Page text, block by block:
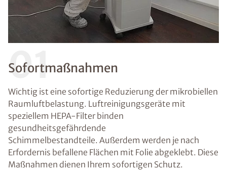
01
Sofortmaßnahmen
Wichtig ist eine sofortige Reduzierung der mikrobiellen
Raumluftbelastung. Luftreinigungsgeräte mit
speziellem HEPA-Filter binden
gesundheitsgefährdende
Schimmelbestandteile. Außerdem werden je nach
Erfordernis befallene Flächen mit Folie abgeklebt. Diese
Maßnahmen dienen Ihrem sofortigen Schutz.